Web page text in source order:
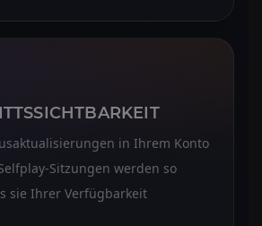
in Ihrem Konto
Sitzungen werden so
sie Ihrer Verfügbarkeit